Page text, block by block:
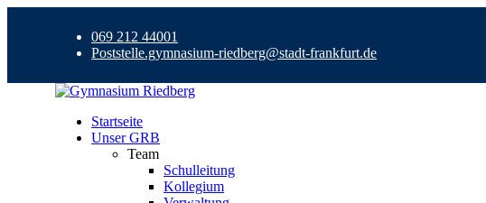
069 212 44001
Poststelle.gymnasium-riedberg@stadt-frankfurt.de
Startseite
Unser GRB
Team
Schulleitung
Kollegium